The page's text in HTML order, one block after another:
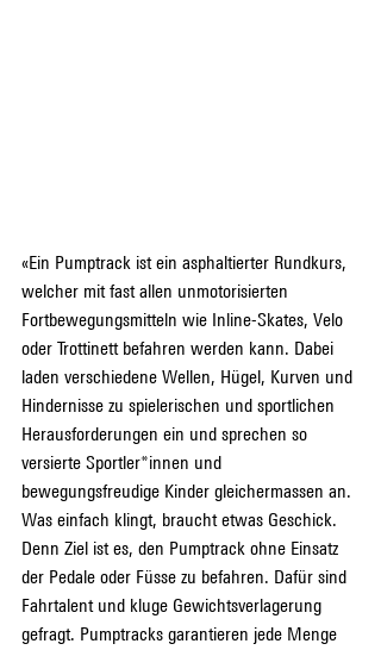
«Ein Pumptrack ist ein asphaltierter Rundkurs,
welcher mit fast allen unmotorisierten
Fortbewegungsmitteln wie Inline-Skates, Velo
oder Trottinett befahren werden kann. Dabei
laden verschiedene Wellen, Hügel, Kurven und
Hindernisse zu spielerischen und sportlichen
Herausforderungen ein und sprechen so
versierte Sportler*innen und
bewegungsfreudige Kinder gleichermassen an.
Was einfach klingt, braucht etwas Geschick.
Denn Ziel ist es, den Pumptrack ohne Einsatz
der Pedale oder Füsse zu befahren. Dafür sind
Fahrtalent und kluge Gewichtsverlagerung
gefragt. Pumptracks garantieren jede Menge